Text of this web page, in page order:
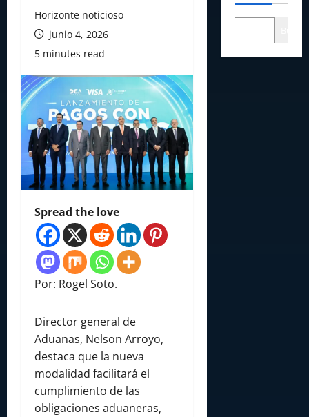
Horizonte noticioso
junio 4, 2026
5 minutes read
Spread the love
Por: Rogel Soto.
Director general de
Aduanas, Nelson Arroyo,
destaca que la nueva
modalidad facilitará el
cumplimiento de las
obligaciones aduaneras,